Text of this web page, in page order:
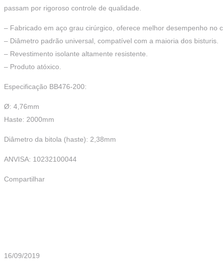
passam por rigoroso controle de qualidade.
– Fabricado em aço grau cirúrgico, oferece melhor desempenho no
– Diâmetro padrão universal, compatível com a maioria dos bisturis.
– Revestimento isolante altamente resistente.
– Produto atóxico.
Especificação BB476-200:
Ø: 4,76mm
Haste: 2000mm
Diâmetro da bitola (haste): 2,38mm
ANVISA: 10232100044
Compartilhar
16/09/2019